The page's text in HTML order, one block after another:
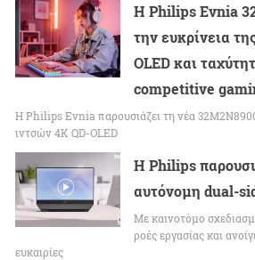
Η Philips Evnia
την ευκρίνεια
OLED και
competitive
Η Philips Evnia παρουσιάζει τη νέα
ιντσών 4K QD-OLED
Η Philips
αυτόνομη dual-
Με καινοτόμο
ροές εργασίας και
ευκαιρίες